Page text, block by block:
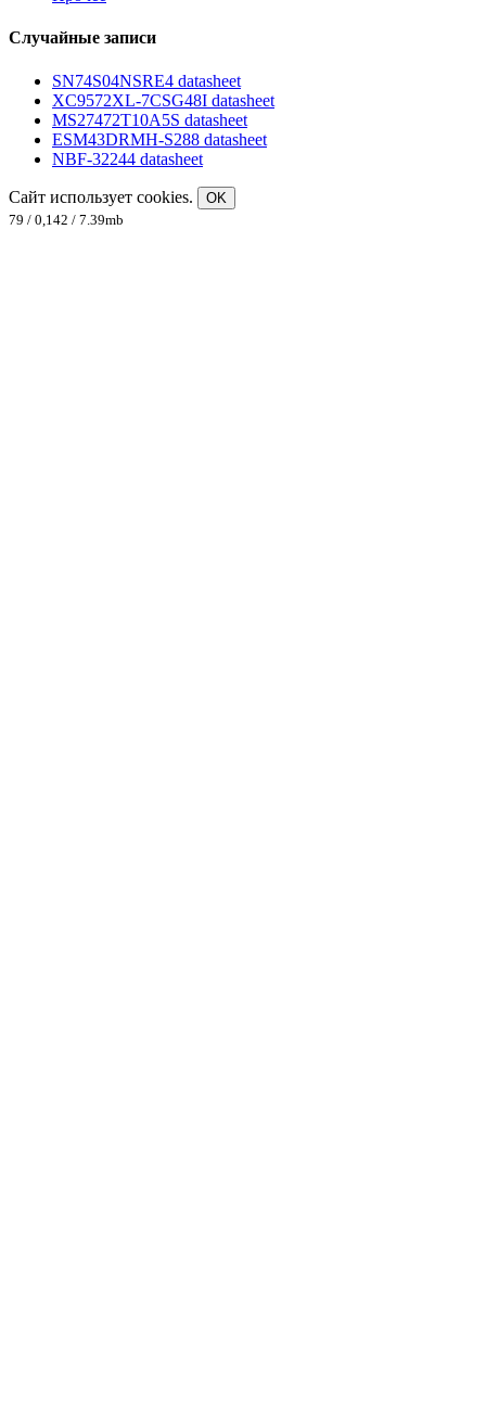
Случайные записи
SN74S04NSRE4 datasheet
XC9572XL-7CSG48I datasheet
MS27472T10A5S datasheet
ESM43DRMH-S288 datasheet
NBF-32244 datasheet
Сайт использует cookies.
OK
79 / 0,142 / 7.39mb